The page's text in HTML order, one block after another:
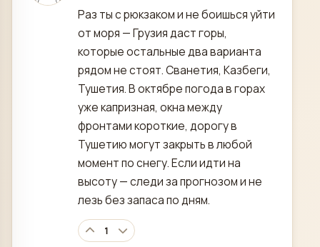
Раз ты с рюкзаком и не боишься уйти
от моря — Грузия даст горы,
которые остальные два варианта
рядом не стоят. Сванетия, Казбеги,
Тушетия. В октябре погода в горах
уже капризная, окна между
фронтами короткие, дорогу в
Тушетию могут закрыть в любой
момент по снегу. Если идти на
высоту — следи за прогнозом и не
лезь без запаса по дням.
1